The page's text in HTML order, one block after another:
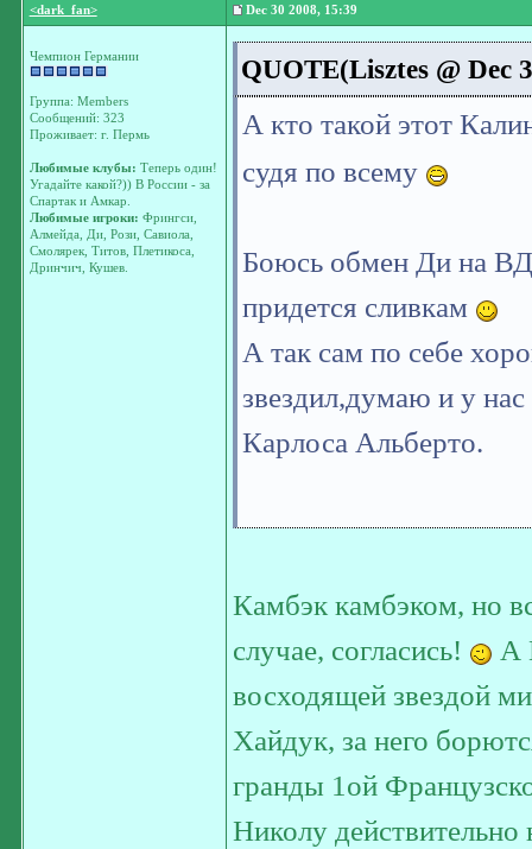
<dark_fan> Dec 30 2008, 15:39
Чемпион Германии
Группа: Members
Сообщений: 323
Проживает: г. Пермь
Любимые клубы: Теперь один!
Угадайте какой?)) В России - за
Спартак и Амкар.
Любимые игроки: Фрингси,
Алмейда, Ди, Рози, Савиола,
Смолярек, Титов, Плетикоса,
Дринчич, Кушев.
QUOTE(Lisztes @ Dec
А кто такой этот
судя по всему
Боюсь обмен Ди на
придется сливкам
А так сам по себе
звездил,думаю и у
Карлоса Альберто.
Камбэк камбэком, но
случае, согласись!
А
восходящей звездой
Хайдук, за него
гранды 1ой
Николу